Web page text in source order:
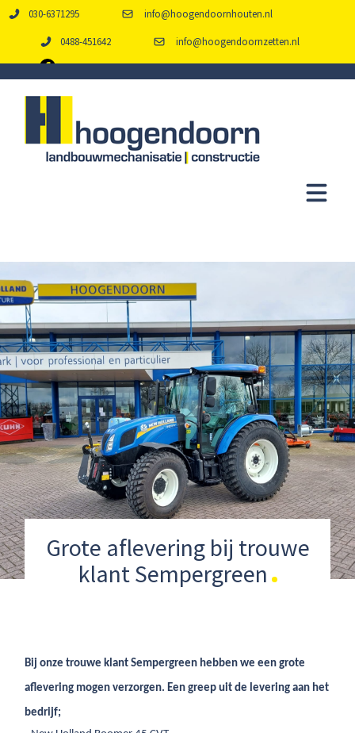
030-6371295 info@hoogendoornhouten.nl
0488-451642 info@hoogendoornzetten.nl
Grote aflevering bij trouwe
klant Sempergreen
Bij onze trouwe klant Sempergreen hebben we een grote
aflevering mogen verzorgen. Een greep uit de levering aan het
bedrijf;